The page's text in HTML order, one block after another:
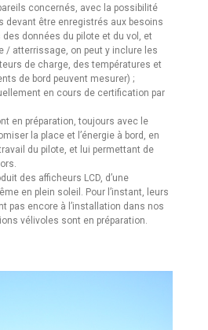
concernés, avec la possibilité
devant être enregistrés aux besoins
données du pilote et du vol, et
/ atterrissage, on peut y inclure les
de charge, des températures et
de bord peuvent mesurer) ;
en cours de certification par
en préparation, toujours avec le
la place et l’énergie à bord, en
du pilote, et lui permettant de
des afficheurs LCD, d’une
en plein soleil. Pour l’instant, leurs
pas encore à l’installation dans nos
vélivoles sont en préparation.